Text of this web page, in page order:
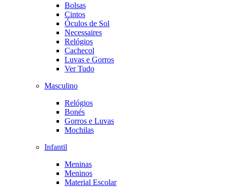
Bolsas
Cintos
Óculos de Sol
Necessaires
Relógios
Cachecol
Luvas e Gorros
Ver Tudo
Masculino
Relógios
Bonés
Gorros e Luvas
Mochilas
Infantil
Meninas
Meninos
Material Escolar